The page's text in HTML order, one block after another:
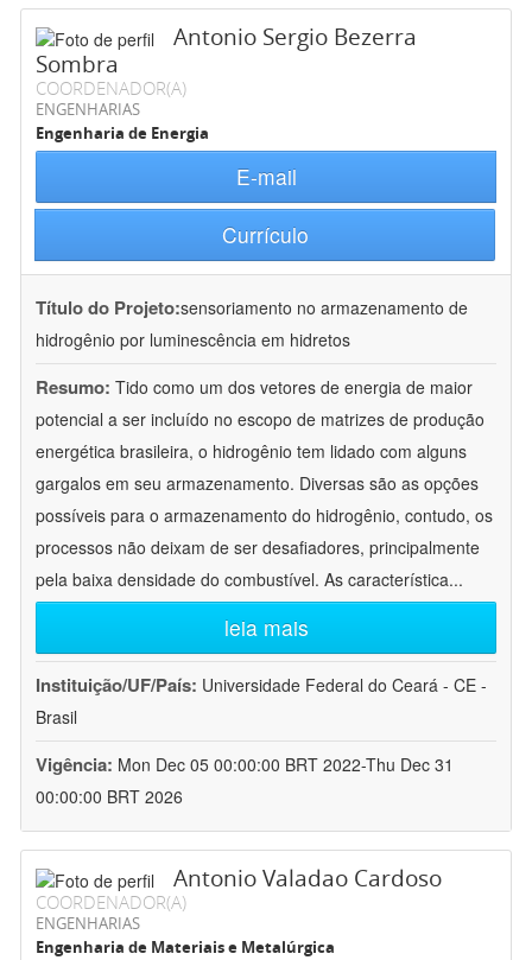
Antonio Sergio Bezerra
Sombra
COORDENADOR(A)
ENGENHARIAS
Engenharia de Energia
E-mail
Currículo
Título do Projeto:sensoriamento no armazenamento de
hidrogênio por luminescência em hidretos
Resumo: Tido como um dos vetores de energia de maior
potencial a ser incluído no escopo de matrizes de produção
energética brasileira, o hidrogênio tem lidado com alguns
gargalos em seu armazenamento. Diversas são as opções
possíveis para o armazenamento do hidrogênio, contudo, os
processos não deixam de ser desafiadores, principalmente
pela baixa densidade do combustível. As característica...
leia mais
Instituição/UF/País: Universidade Federal do Ceará - CE -
Brasil
Vigência: Mon Dec 05 00:00:00 BRT 2022-Thu Dec 31
00:00:00 BRT 2026
Antonio Valadao Cardoso
COORDENADOR(A)
ENGENHARIAS
Engenharia de Materiais e Metalúrgica